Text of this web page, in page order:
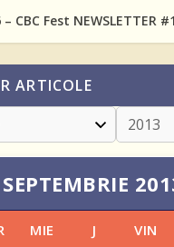
– CBC Fest NEWSLETTER
ARTICOLE
SEPTEMBRIE
MIE J VIN